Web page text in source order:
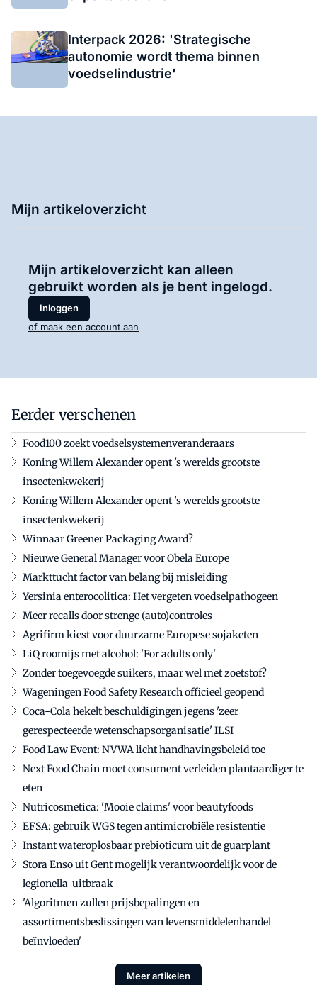
Interpack 2026: 'Strategische
autonomie wordt thema binnen
voedselindustrie'
Mijn artikeloverzicht
Mijn artikeloverzicht kan alleen
gebruikt worden als je bent ingelogd.
Inloggen
of maak een account aan
Eerder verschenen
Food100 zoekt voedselsystemenveranderaars
Koning Willem Alexander opent 's werelds grootste
insectenkwekerij
Koning Willem Alexander opent 's werelds grootste
insectenkwekerij
Winnaar Greener Packaging Award?
Nieuwe General Manager voor Obela Europe
Markttucht factor van belang bĳ misleiding
Yersinia enterocolitica: Het vergeten voedselpathogeen
Meer recalls door strenge (auto)controles
Agrifirm kiest voor duurzame Europese sojaketen
LiQ roomijs met alcohol: 'For adults only'
Zonder toegevoegde suikers, maar wel met zoetstof?
Wageningen Food Safety Research officieel geopend
Coca-Cola hekelt beschuldigingen jegens 'zeer
gerespecteerde wetenschapsorganisatie' ILSI
Food Law Event: NVWA licht handhavingsbeleid toe
Next Food Chain moet consument verleiden plantaardiger te
eten
Nutricosmetica: 'Mooie claims' voor beautyfoods
EFSA: gebruik WGS tegen antimicrobiële resistentie
Instant wateroplosbaar prebioticum uit de guarplant
Stora Enso uit Gent mogelijk verantwoordelijk voor de
legionella-uitbraak
'Algoritmen zullen prijsbepalingen en
assortimentsbeslissingen van levensmiddelenhandel
beïnvloeden'
Meer artikelen